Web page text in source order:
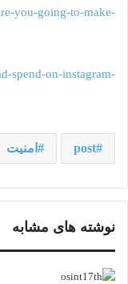
you-going-to-make-
spend-on-instagram-
post امنیت
نوشته های مشابه